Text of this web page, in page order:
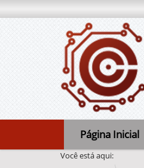
Página Inicial
Você está aqui: